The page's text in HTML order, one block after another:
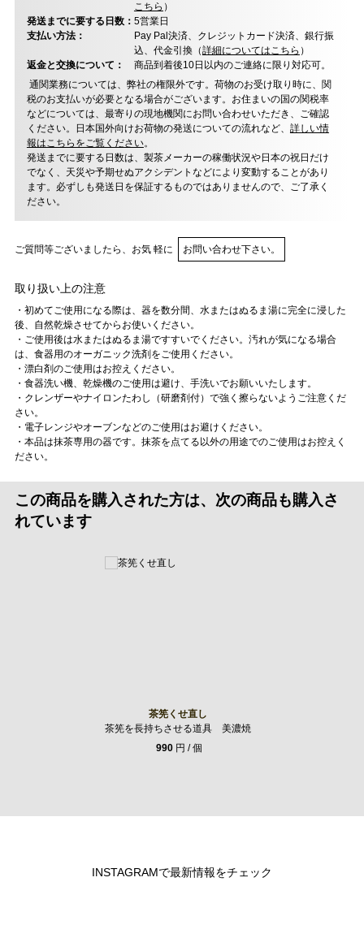
こちら ）
発送までに要する日数： 5営業日
支払い方法：
Pay Pal決済、クレジットカード決済、銀行振
込、代金引換（詳細についてはこちら ）
返金と交換について：
商品到着後10日以内のご連絡に限り対応可。
通関業務については、弊社の権限外です。荷物のお受け取り時に、関
税のお支払いが必要となる場合がございます。お住まいの国の関税率
などについては、最寄りの現地機関にお問い合わせいただき、ご確認
ください。日本国外向けお荷物の発送についての流れなど、 詳しい情
報はこちらをご覧ください。
発送までに要する日数は、製茶メーカーの稼働状況や日本の祝日だけ
でなく、天災や予期せぬアクシデントなどにより変動することがあり
ます。必ずしも発送日を保証するものではありませんので、ご了承く
ださい。
ご質問等ございましたら、お気 軽に お問い合わせ下さい。
取り扱い上の注意
・初めてご使用になる際は、器を数分間、水またはぬるま湯に完全に浸した
後、自然乾燥させてからお使いください。
・ご使用後は水またはぬるま湯ですすいでください。汚れが気になる場合
は、食器用のオーガニック洗剤をご使用ください。
・漂白剤のご使用はお控えください。
・食器洗い機、乾燥機のご使用は避け、手洗いでお願いいたします。
・クレンザーやナイロンたわし（研磨剤付）で強く擦らないようご注意くだ
さい。
・電子レンジやオーブンなどのご使用はお避けください。
・本品は抹茶専用の器です。抹茶を点てる以外の用途でのご使用はお控えく
ださい。
この商品を購入された方は、次の商品も購入さ
れています
茶筅くせ直し
茶筅を長持ちさせる道具 美濃焼
990円 / 個
INSTAGRAMで最新情報をチェック